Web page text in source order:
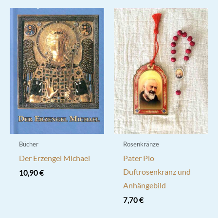
Bücher
Der Erzengel Michael
10,90€
Rosenkränze
Pater Pio
Duftrosenkranz und
Anhängebild
7,70€